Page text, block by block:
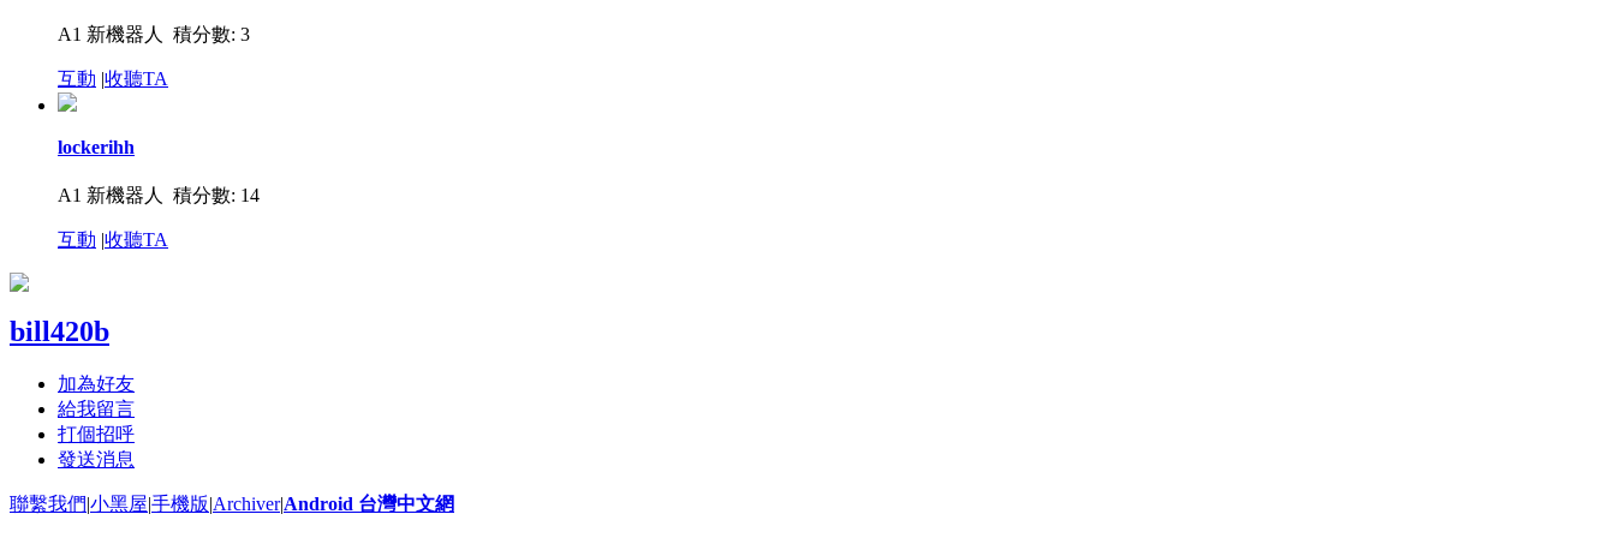
A1 新機器人 積分數: 3
互動 |收聽TA
lockerihh
A1 新機器人 積分數: 14
互動 |收聽TA
bill420b
加為好友
給我留言
打個招呼
發送消息
聯繫我們|小黑屋|手機版|Archiver|Android 台灣中文網